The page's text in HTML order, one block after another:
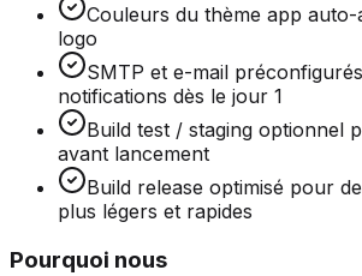
Couleurs du thème app
logo
SMTP et e-mail
notifications dès le jour 1
Build test / staging optionnel
avant lancement
Build release optimisé pour
plus légers et rapides
Pourquoi nous